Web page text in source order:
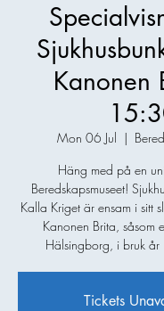
Kanonen
Mon 06 Jul
  |
Häng med på en
Beredskapsmuseet!
Kalla Kriget är ensam i sitt
Kanonen Brita, såsom
Hälsingborg, i bruk
Tickets